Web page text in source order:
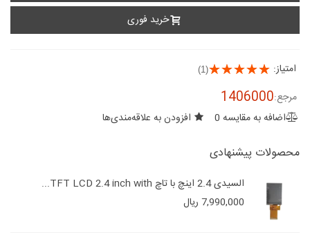
خرید فوری
امتیاز: (1)
مرجع:1406000
اضافه به مقایسه 0 افزودن به علاقه‌مندی‌ها
محصولات پیشنهادی
السیدی 2.4 اینچ با تاچ TFT LCD 2.4 inch with...
7,990,000 ریال